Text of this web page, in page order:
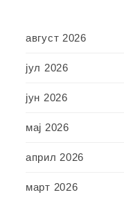
август 2026
јул 2026
јун 2026
мај 2026
април 2026
март 2026